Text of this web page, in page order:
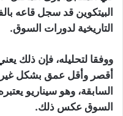
البيتكوين قد سجل قاعه
التاريخية لدورات السوق.
ووفقا لتحليله، فإن ذلك
أقصر وأقل عمق بشكل غير
السابقة، وهو سيناريو
السوق عكس ذلك.